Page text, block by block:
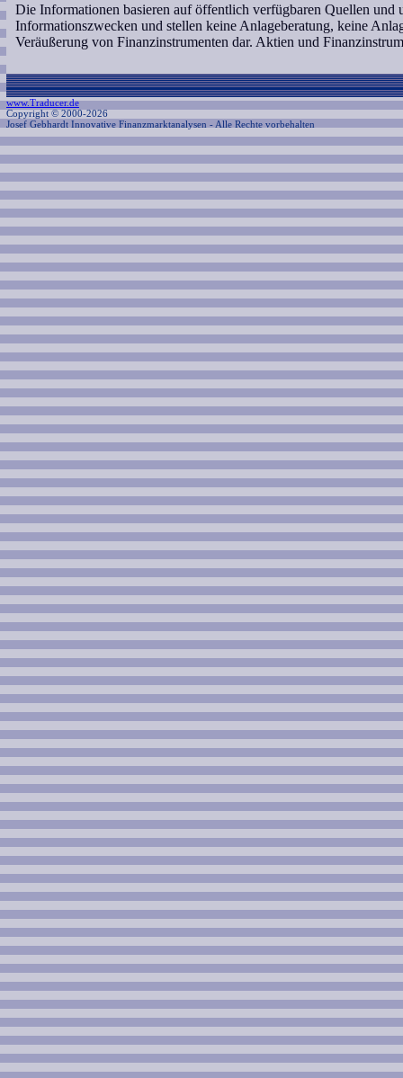
Die Informationen basieren auf öffentlich verfügbaren Quellen und
Informationszwecken und stellen keine Anlageberatung, keine
Veräußerung von Finanzinstrumenten dar. Aktien und
www.Traducer.de
Copyright © 2000-2026
Josef Gebhardt Innovative Finanzmarktanalysen - Alle Rechte vorbehalten